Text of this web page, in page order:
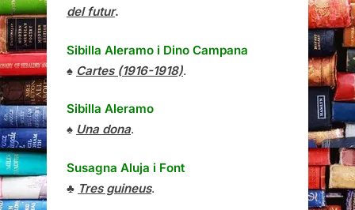
del futur.
Sibilla Aleramo i Dino Campana
♠ Cartes (1916-1918).
Sibilla Aleramo
♠ Una dona.
Susagna Aluja i Font
♣ Tres guineus.